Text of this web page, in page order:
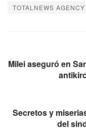
TOTALNEWS AGENCY
Milei aseguró en
Secretos y
del